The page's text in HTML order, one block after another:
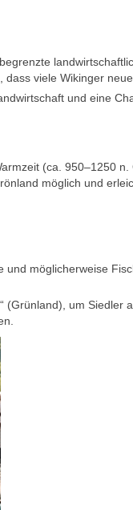
viele Wikinger
und eine
(ca. 950–1250 n.
möglich und
möglicherweise
(Grünland), um Siedler